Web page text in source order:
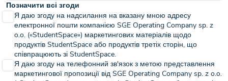
Позначити всі згоди
Я даю згоду на надсилання на вказану мною адресу
електронної пошти компанією SGE Operating Company sp. z
o.o. («StudentSpace») маркетингових матеріалів щодо
продуктів StudentSpace або продуктів третіх сторін, що
співпрацюють зі StudentSpace.
Я даю згоду на телефонний зв'язок з метою представлення
маркетингової пропозиції від SGE Operating Company sp. z o.o.